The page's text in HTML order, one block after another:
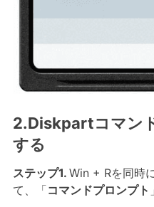
2.Diskpartコマン
する
ステップ1. Win + Rを同時
て、「コマンドプロンプト